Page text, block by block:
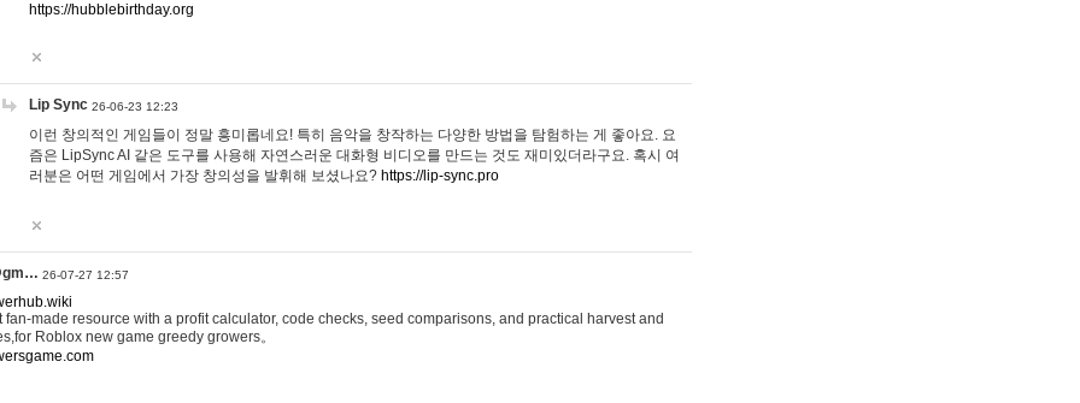
https://hubblebirthday.org
Lip Sync 26-06-23 12:23
이런 창의적인 게임들이 정말 흥미롭네요! 특히 음악을 창작하는 다양한 방법을 탐험하는 게 좋아요. 요
즘은 LipSync AI 같은 도구를 사용해 자연스러운 대화형 비디오를 만드는 것도 재미있더라구요. 혹시 여
러분은 어떤 게임에서 가장 창의성을 발휘해 보셨나요? https://lip-sync.pro
26-07-27 12:57
made resource with a profit calculator, code checks, seed comparisons, and practical harvest and
Roblox new game greedy growers。